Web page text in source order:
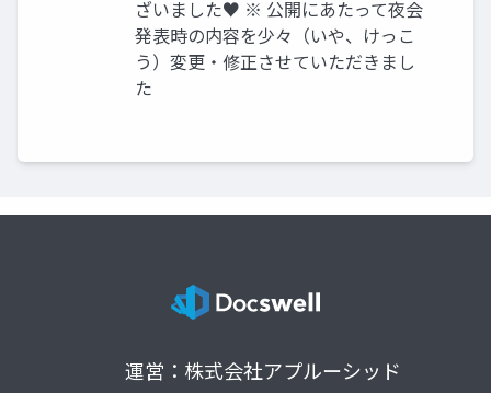
ざいました♥ ※ 公開にあたって夜会
発表時の内容を少々（いや、けっこ
う）変更・修正させていただきまし
た
運営：株式会社アプルーシッド